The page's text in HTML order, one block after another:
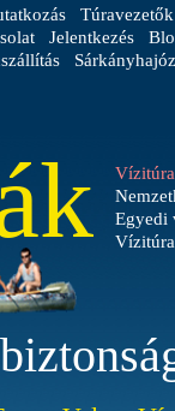
Túravezetők
Jelentkezés
Egyedi